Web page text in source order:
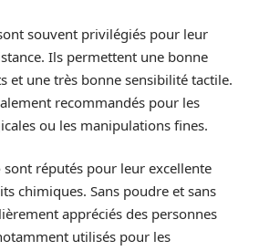
souvent privilégiés pour leur
Ils permettent une bonne
et une très bonne sensibilité tactile.
recommandés pour les
ou les manipulations fines.
sont réputés pour leur excellente
chimiques. Sans poudre et sans
appréciés des personnes
utilisés pour les